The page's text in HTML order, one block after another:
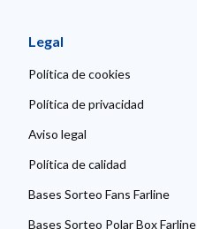
Legal
Política de cookies
Política de privacidad
Aviso legal
Política de calidad
Bases Sorteo Fans Farline
Bases Sorteo Polar Box Farline